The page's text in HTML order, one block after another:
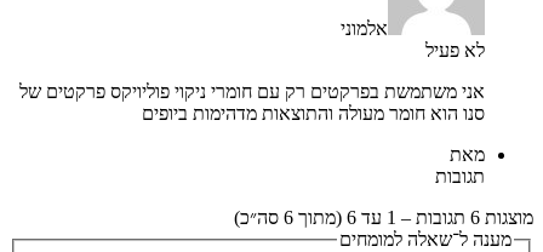
אלמוני
לא פעיל
אני משתמשת בפרקטים רק עם חומרי ניקוי פוליויקס פרקטים של
סנו הוא חומר מעולה והתוצאות מדהימות ביופים
מאת
תגובות
מוצגות 6 תגובות – 1 עד 6 (מתוך 6 סה״כ)
מענה ל־שאלה למומחים